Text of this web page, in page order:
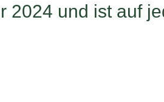
2024 und ist auf